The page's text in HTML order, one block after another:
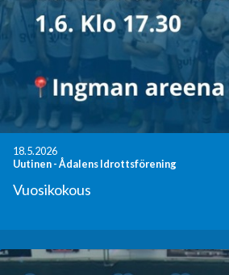
18.5.2026
Uutinen-Ådalens Idrottsförening
Vuosikokous